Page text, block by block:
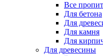
Все
Для бетона
Для
Для камня
Для
Для древесины